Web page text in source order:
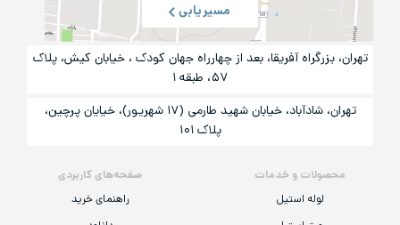
محصولات و خدمات
لوله استیل
صفحه‌های کاربردی
راهنمای خرید
مسیریابی
تهران، بزرگراه آفریقا، بعد از چهارراه جهان کودک ، خیابان کیش، پلاک
۵۷، طبقه ۱
تهران، شادآباد، خیابان شهید طارمی (۱۷ شهریور)، خیایان پرچین،
پلاک ۱۰۱